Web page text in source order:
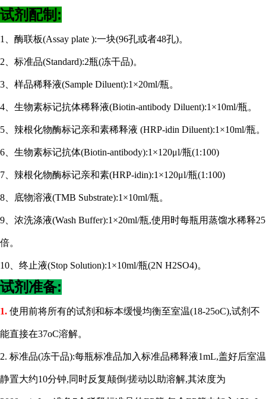
试剂配制:
1、酶联板(Assay plate ):一块(96孔或者48孔)。
2、标准品(Standard):2瓶(冻干品)。
3、样品稀释液(Sample Diluent):1×20ml/瓶。
4、生物素标记抗体稀释液(Biotin-antibody Diluent):1×10ml/瓶。
5、辣根化物酶标记亲和素稀释液 (HRP-idin Diluent):1×10ml/瓶。
6、生物素标记抗体(Biotin-antibody):1×120μl/瓶(1:100)
7、辣根化物酶标记亲和素(HRP-idin):1×120μl/瓶(1:100)
8、底物溶液(TMB Substrate):1×10ml/瓶。
9、浓洗涤液(Wash Buffer):1×20ml/瓶,使用时每瓶用蒸馏水稀释25
倍。
10、终止液(Stop Solution):1×10ml/瓶(2N H2SO4)。
试剂准备:
1. 使用前将所有的试剂和标本缓慢均衡至室温(18-25oC),试剂不
能直接在37oC溶解。
2. 标准品(冻干品):每瓶标准品加入标准品稀释液1mL,盖好后室温
静置大约10分钟,同时反复颠倒/搓动以助溶解,其浓度为